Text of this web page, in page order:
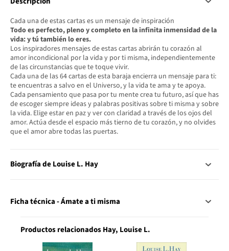
Cada una de estas cartas es un mensaje de inspiración
Todo es perfecto, pleno y completo en la infinita inmensidad de la
vida: y tú también lo eres.
Los inspiradores mensajes de estas cartas abrirán tu corazón al
amor incondicional por la vida y por ti misma, independientemente
de las circunstancias que te toque vivir.
Cada una de las 64 cartas de esta baraja encierra un mensaje para ti:
te encuentras a salvo en el Universo, y la vida te ama y te apoya.
Cada pensamiento que pasa por tu mente crea tu futuro, así que has
de escoger siempre ideas y palabras positivas sobre ti misma y sobre
la vida. Elige estar en paz y ver con claridad a través de los ojos del
amor. Actúa desde el espacio más tierno de tu corazón, y no olvides
que el amor abre todas las puertas.
Biografía de Louise L. Hay
Ficha técnica - Ámate a ti misma
Productos relacionados Hay, Louise L.